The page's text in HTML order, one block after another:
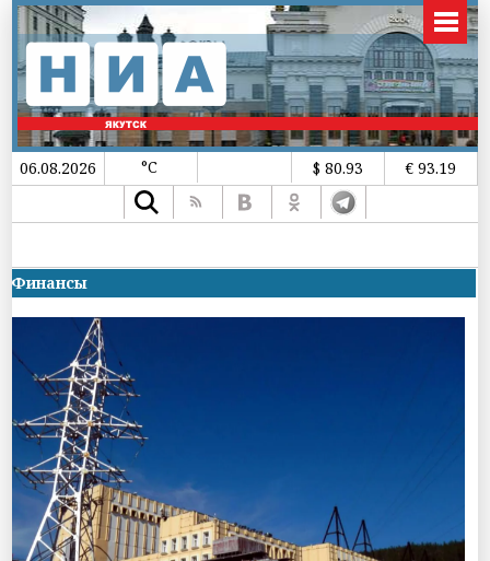
06.08.2026 °C $ 80.93 € 93.19
Финансы